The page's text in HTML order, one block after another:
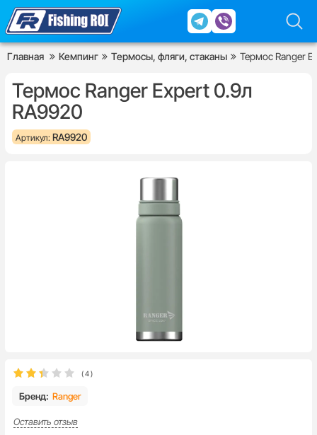
Главная Кемпинг Термосы, фляги, стаканы Термос Ranger
Термос Ranger Expert 0.9л
RA9920
Артикул: RA9920
(4)
Бренд: Ranger
Оставить отзыв